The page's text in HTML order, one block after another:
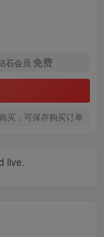
石会员 免费
买，可保存购买订单
live.